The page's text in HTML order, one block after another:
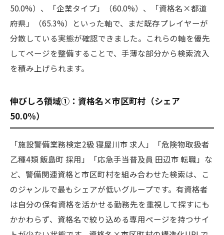
50.0%）、「企業タイプ」（60.0%）、「資格名×都道
府県」（65.3%）といった軸で、まだ既存プレイヤーが
分散している実態が確認できました。これらの軸を優先
してページを整備することで、手薄な部分から検索流入
を積み上げられます。
伸びしろ領域①：資格名×市区町村（シェア
50.0%）
「施設警備業務検定2級 寝屋川市 求人」「危険物取扱者
乙種4類 飯島町 採用」「応急手当普及員 田辺市 転職」な
ど、警備関連資格と市区町村を組み合わせた検索は、こ
のジャンルで最もシェアが低いグループです。有資格者
は自分の保有資格を活かせる勤務先を重視して探すにも
かかわらず、資格名で絞り込める専用ページを持つサイ